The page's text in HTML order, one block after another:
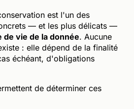
est l'un des
— et les plus délicats —
de vie de la donnée. Aucune
: elle dépend de la finalité
échéant, d'obligations
de déterminer ces